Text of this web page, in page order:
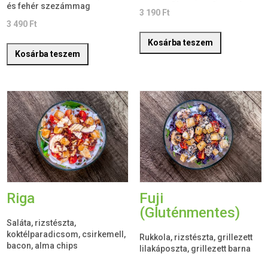
és fehér szezámmag
3 490 Ft
Kosárba teszem
3 190 Ft
Kosárba teszem
Riga
Saláta, rizstészta,
koktélparadicsom, csirkemell,
bacon, alma chips
Fuji
(Gluténmentes)
Rukkola, rizstészta, grillezett
lilakáposzta, grillezett barna